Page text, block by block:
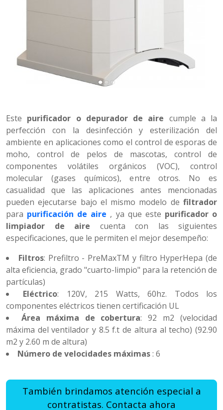
Este purificador o depurador de aire cumple a la
perfección con la desinfección y esterilización del
ambiente en aplicaciones como el control de esporas de
moho, control de pelos de mascotas, control de
componentes volátiles orgánicos (VOC), control
molecular (gases químicos), entre otros. No es
casualidad que las aplicaciones antes mencionadas
pueden ejecutarse bajo el mismo modelo de filtrador
para purificación de aire , ya que este purificador o
limpiador de aire cuenta con las siguientes
especificaciones, que le permiten el mejor desempeño:
Filtros: Prefiltro - PreMaxTM y filtro HyperHepa (de
alta eficiencia, grado "cuarto-limpio" para la retención de
partículas)
Eléctrico: 120V, 215 Watts, 60hz. Todos los
componentes eléctricos tienen certificación UL
Área máxima de cobertura: 92 m2 (velocidad
máxima del ventilador y 8.5 f.t de altura al techo) (92.90
m2 y 2.60 m de altura)
Número de velocidades máximas: 6
También brindamos atención especial a
contratistas. Contacta ahora